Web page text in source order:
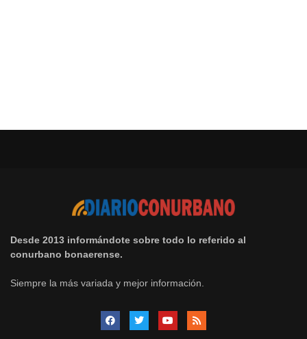
Desde 2013 informándote sobre todo lo referido al
conurbano bonaerense.
Siempre la más variada y mejor información.